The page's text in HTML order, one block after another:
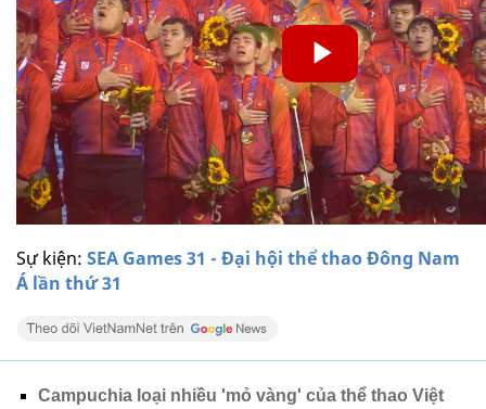
Sự kiện: SEA Games 31 - Đại hội thể thao Đông Nam
Á lần thứ 31
Campuchia loại nhiều 'mỏ vàng' của thể thao Việt